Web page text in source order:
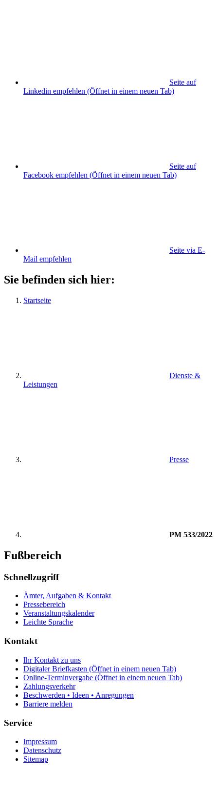
Seite auf
Linkedin empfehlen (Öffnet in einem neuen Tab)
Seite auf
Facebook empfehlen (Öffnet in einem neuen Tab)
Seite via E-
Mail empfehlen
Sie befinden sich hier:
Startseite
Dienste &
Leistungen
Presse
PM 533/2022
Fußbereich
Schnellzugriff
Ämter, Aufgaben & Kontakt
Pressebereich
Veranstaltungskalender
Leichte Sprache
Kontakt
Ihr Kontakt zu uns
Digitaler Briefkasten (Öffnet in einem neuen Tab)
Online-Terminvergabe (Öffnet in einem neuen Tab)
Zahlungsverkehr
Beschwerden • Ideen • Anregungen
Barriere melden
Service
Impressum
Datenschutz
Sitemap